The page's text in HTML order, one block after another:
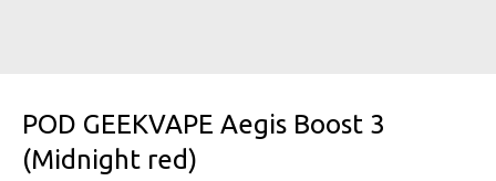
POD GEEKVAPE Aegis Boost 3
(Midnight red)